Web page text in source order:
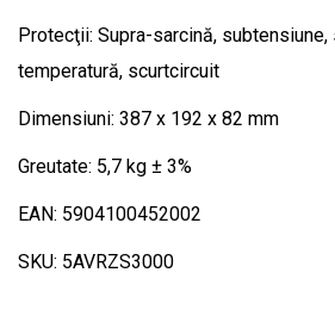
Protecţii: Supra-sarcină, subtensiune,
temperatură, scurtcircuit
Dimensiuni: 387 x 192 x 82 mm
Greutate: 5,7 kg ± 3%
EAN: 5904100452002
SKU: 5AVRZS3000